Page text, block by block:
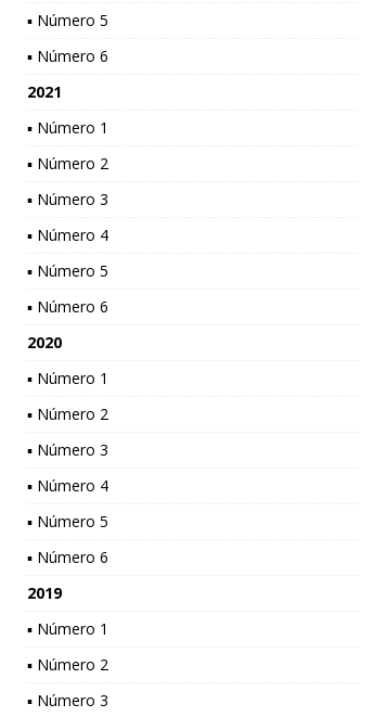
▪ Número 5
▪ Número 6
2021
▪ Número 1
▪ Número 2
▪ Número 3
▪ Número 4
▪ Número 5
▪ Número 6
2020
▪ Número 1
▪ Número 2
▪ Número 3
▪ Número 4
▪ Número 5
▪ Número 6
2019
▪ Número 1
▪ Número 2
▪ Número 3